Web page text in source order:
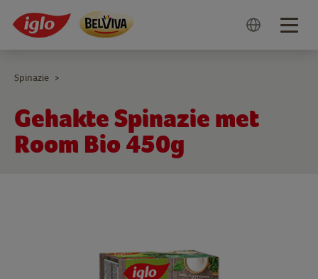
Gehakte Spinazie met
Room Bio 450g
Spinazie >